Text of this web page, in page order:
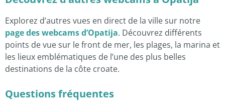
Explorez d’autres vues en direct de la ville sur notre
page des webcams d’Opatija. Découvrez différents
points de vue sur le front de mer, les plages, la marina et
les lieux emblématiques de l’une des plus belles
destinations de la côte croate.
Questions fréquentes